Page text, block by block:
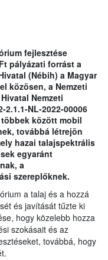
fejlesztése
pályázati forrást a
(Nébih) a Magyar
közösen, a Nemzeti
Nemzeti
NL-2022-00006
között mobil
továbbá létrejön
hazai talajspektrális
egyaránt
a
szereplőknek.
a talaj és a hozzá
és javítását tűzte ki
hogy közelebb hozza
szokásait és az
továbbá, hogy